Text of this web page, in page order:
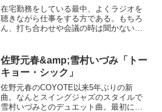
在宅勤務をしている最中、よくラジオを
聴きながら仕事をする方である。もちろ
ん、打ち合わせや会議の時は聞かない
「Candy」がオンエアーされていた。し
かし、歌っている人も違...
佐野元春&amp;雪村いづみ「トー
キョー・シック」
佐野元春のCOYOTE以来5年ぶりの新
曲。なんとスイングジャズのスタイルで
雪村いづみとのデュエット曲。最初に聞